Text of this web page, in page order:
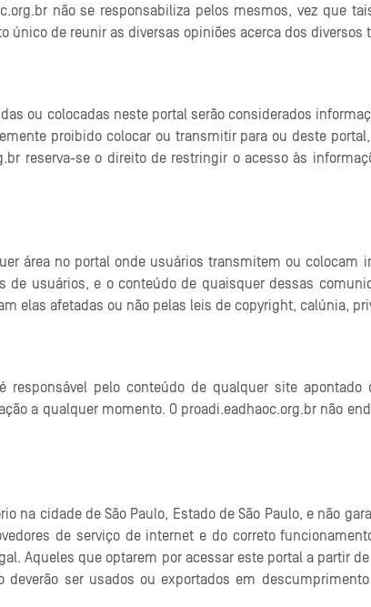
não se responsabiliza pelos mesmos, vez que
de reunir as diversas opiniões acerca dos
ou colocadas neste portal serão considerados
proibido colocar ou transmitir para ou deste
reserva-se o direito de restringir o acesso às
área no portal onde usuários transmitem ou
usuários, e o conteúdo de quaisquer dessas
elas afetadas ou não pelas leis de copyright, calúnia,
responsável pelo conteúdo de qualquer site
a qualquer momento. O proadi.eadhaoc.org.br não
na cidade de São Paulo, Estado de São Paulo, e não
de serviço de internet e do correto
Aqueles que optarem por acessar este portal a partir
ser usados ou exportados em